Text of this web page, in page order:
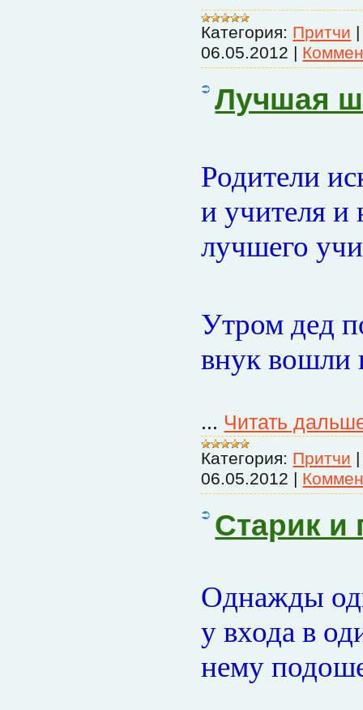
Категория: Притчи
06.05.2012 |
Лучшая
Родители
и учителя и
лучшего
Утром дед
внук вошли
... Читать
Категория: Притчи
06.05.2012 |
Старик и
Однажды
у входа в
нему